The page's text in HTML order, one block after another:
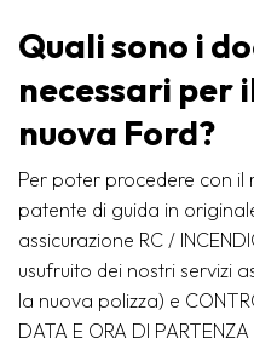
Quali sono i
necessari per
nuova Ford?
Per poter procedere con il
patente di guida in
assicurazione RC /
usufruito dei nostri servizi
la nuova polizza) e
DATA E ORA DI